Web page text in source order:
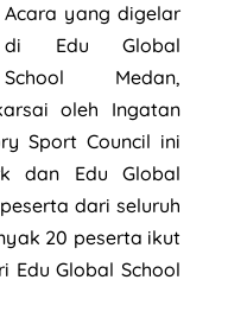
Acara yang digelar
di Edu Global
School Medan,
oleh Ingatan
Sport Council ini
dan Edu Global
dari seluruh
20 peserta ikut
Edu Global School